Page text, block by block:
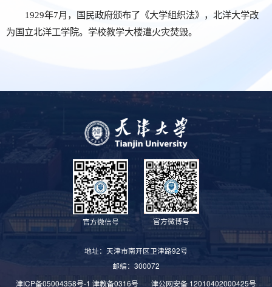
1929年7月，国民政府颁布了《大学组织法》，北洋大学改
为国立北洋工学院。学校教学大楼遭火灾焚毁。
官方微信号 官方微博号
地址：天津市南开区卫津路92号
邮编：300072
津ICP备05004358号-1 津教备0316号 津公网安备 12010402000425号